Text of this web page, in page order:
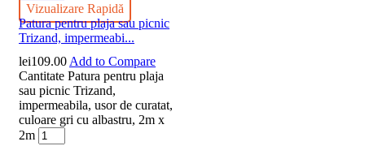
Vizualizare Rapidă
Patura pentru plaja sau picnic
Trizand, impermeabi...
lei109.00 Add to Compare
Cantitate Patura pentru plaja
sau picnic Trizand,
impermeabila, usor de curatat,
culoare gri cu albastru, 2m x
2m